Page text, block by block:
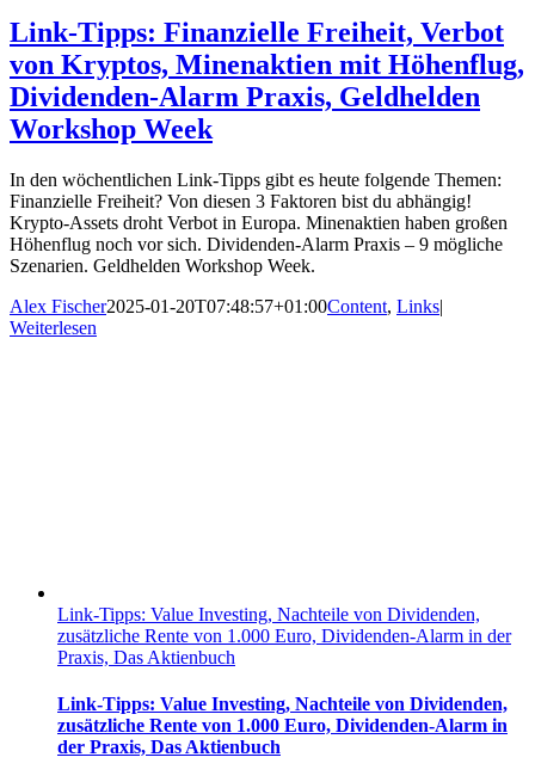
Link-Tipps: Finanzielle Freiheit, Verbot
von Kryptos, Minenaktien mit Höhenflug,
Dividenden-Alarm Praxis, Geldhelden
Workshop Week
In den wöchentlichen Link-Tipps gibt es heute folgende Themen:
Finanzielle Freiheit? Von diesen 3 Faktoren bist du abhängig!
Krypto-Assets droht Verbot in Europa. Minenaktien haben großen
Höhenflug noch vor sich. Dividenden-Alarm Praxis – 9 mögliche
Szenarien. Geldhelden Workshop Week.
Alex Fischer2025-01-20T07:48:57+01:00Content, Links|
Weiterlesen
Link-Tipps: Value Investing, Nachteile von Dividenden,
zusätzliche Rente von 1.000 Euro, Dividenden-Alarm in der
Praxis, Das Aktienbuch
Link-Tipps: Value Investing, Nachteile von Dividenden,
zusätzliche Rente von 1.000 Euro, Dividenden-Alarm in
der Praxis, Das Aktienbuch